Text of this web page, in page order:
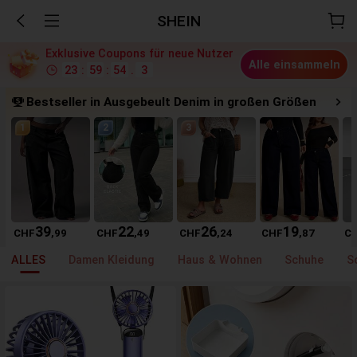
SHEIN
Exklusive Coupons für neue Nutzer
23 : 59 : 53 2 Alle einsammeln
Bestseller in Ausgebeult Denim in großen Größen
1
CHF39,99
2
CHF22,49
3
CHF26,24 CHF19,87
ALLES Damen Kleidung Haus & Wohnen Schuhe